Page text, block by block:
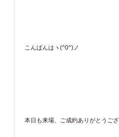
こんばんはヽ(^0^)ノ
本日も来場、ご成約ありがとうご